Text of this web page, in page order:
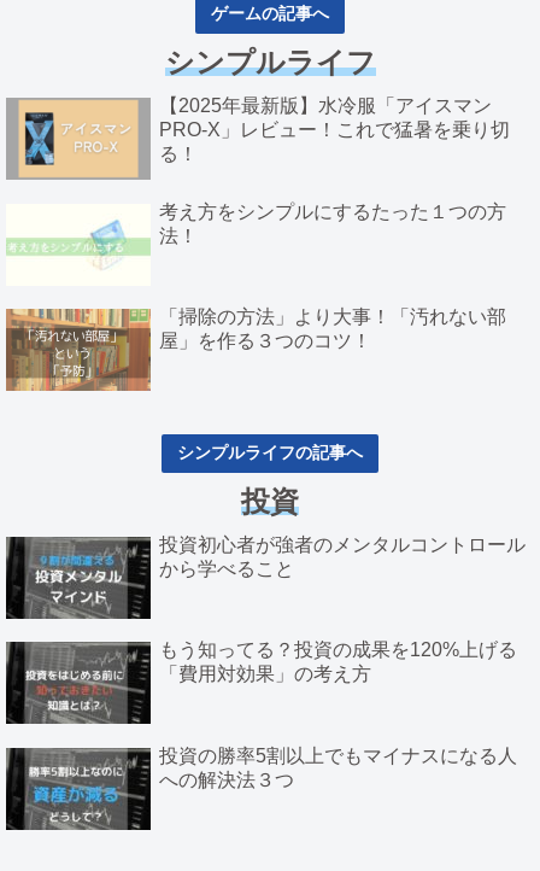
ゲームの記事へ
シンプルライフ
【2025年最新版】水冷服「アイスマン
PRO-X」レビュー！これで猛暑を乗り切
る！
考え方をシンプルにするたった１つの方
法！
「掃除の方法」より大事！「汚れない部
屋」を作る３つのコツ！
シンプルライフの記事へ
投資
投資初心者が強者のメンタルコントロール
から学べること
もう知ってる？投資の成果を120%上げる
「費用対効果」の考え方
投資の勝率5割以上でもマイナスになる人
への解決法３つ